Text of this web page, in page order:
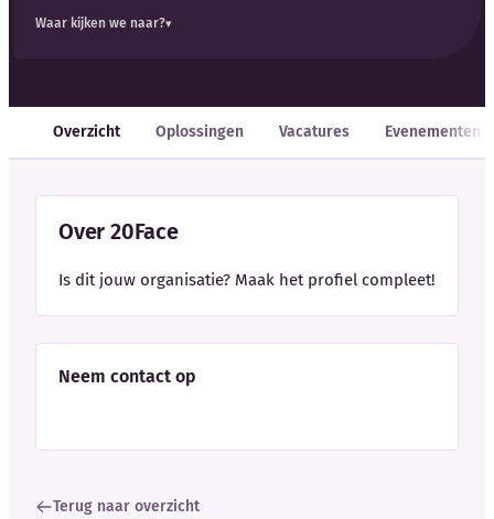
Waar kijken we naar?
Overzicht Oplossingen Vacatures Evenementen
Over 20Face
Is dit jouw organisatie? Maak het profiel compleet!
Neem contact op
Terug naar overzicht